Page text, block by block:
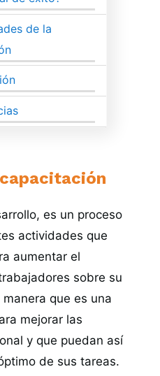
de la
es un proceso
actividades que
aumentar el
sobre su
que es una
mejorar las
y que puedan así
de sus tareas.